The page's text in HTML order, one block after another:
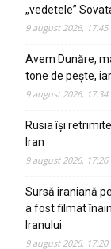
„vedetele”
9 august 2026, 17:45
Avem Dunăre,
tone de pește,
9 august 2026, 17:34
Rusia își
Iran
9 august 2026, 17:26
Sursă iraniană
a fost filmat
Iranului
9 august 2026, 17:20